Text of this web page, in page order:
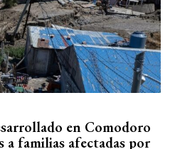
en Comodoro
a familias afectadas por